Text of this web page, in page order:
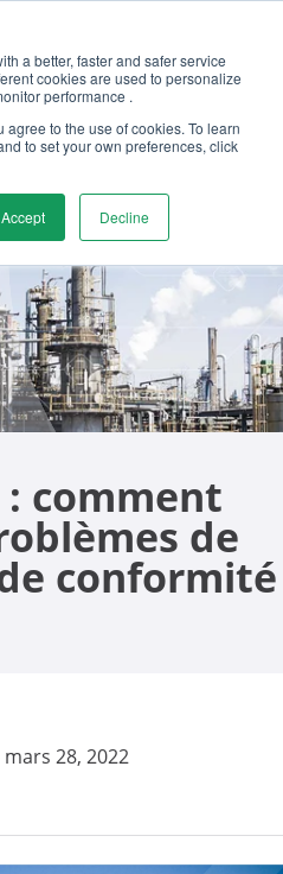
a better, faster and safer service
cookies are used to personalize
performance .
to the use of cookies. To learn
to set your own preferences, click
Accept Decline
comment
de
conformité
mars 28, 2022